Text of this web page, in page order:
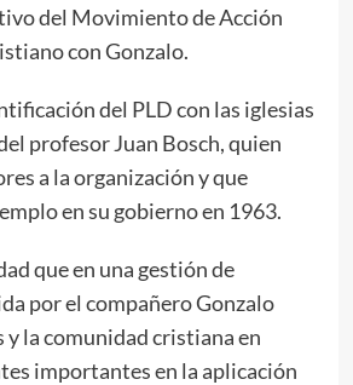
del Movimiento de Acción
con Gonzalo.
del PLD con las iglesias
profesor Juan Bosch, quien
a la organización y que
en su gobierno en 1963.
que en una gestión de
por el compañero Gonzalo
la comunidad cristiana en
importantes en la aplicación